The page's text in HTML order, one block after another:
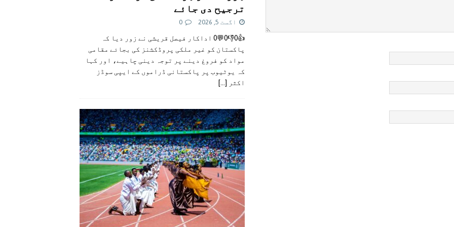
ترجیح دی جائے
اگست 5, 2026 0
👍0👎0💬0 اداکار فیصل قریشی نے زور دیا کہ
پاکستان کو غیر ملکی پروڈکشنز کی بجائے مقامی
مواد کو فروغ دینے پر توجہ دینی چاہیے، اور کہا
کہ یوٹیوب پر پاکستانی ڈراموں کے ایپی سوڈز
اکثر
[...]